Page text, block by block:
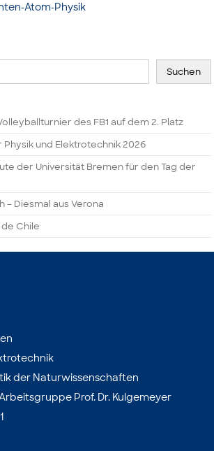
Atom-Physik
Suchen
des FB1 auf dem 2. Platz
und Elektrotechnik 2026
der Universität Bremen für den Tag der
– Diesmal aus Verona
Chile
der Naturwissenschaften
Prof. Dr. Kulgemeyer